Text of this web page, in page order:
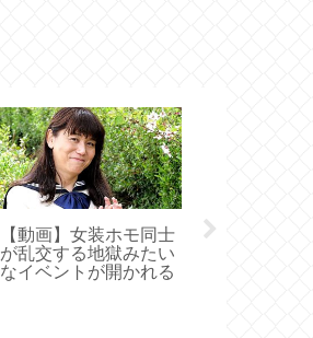
【動画】女装ホモ同士
が乱交する地獄みたい
なイベントが開かれる